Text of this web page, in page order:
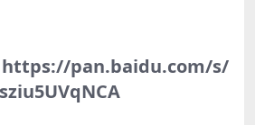
https://pan.baidu.com/s/